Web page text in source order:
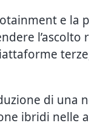
e la
l’ascolto
di una
ibridi nelle